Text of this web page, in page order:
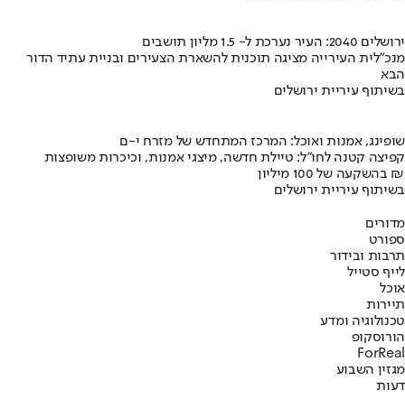
ירושלים 2040: העיר נערכת ל- 1.5 מליון תושבים
מנכ"לית העירייה מציגה תוכנית להשארת הצעירים ובניית עתיד הדור
הבא
בשיתוף עיריית ירושלים
שופינג, אמנות ואוכל: המרכז המתחדש של מזרח י-ם
קפיצה קטנה לחו"ל: טיילת חדשה, מיצגי אמנות, וכיכרות משופצות
בהשקעה של 100 מיליון ₪
בשיתוף עיריית ירושלים
מדורים
ספורט
תרבות ובידור
לייף סטייל
אוכל
תיירות
טכנולוגיה ומדע
הורוסקופ
ForReal
מגזין השבוע
דעות